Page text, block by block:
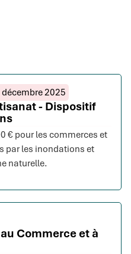
2025
- Dispositif
€ pour les commerces et
par les inondations et
naturelle.
Commerce et à